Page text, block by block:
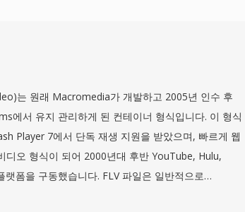
폭에 따라 실시간으로 재생 품질을 조절하는
데이터를 지원하며, RealNetworks는 효율적인 네트워
RTSP와 PNA 스트리밍 프로토콜을 이 형식과 함께 개
의 압축은 당시로서는 인상적인 것으로 평가되었으
이 어려움을 겪던 20~30kbps의 낮은 비트레이트에서도
디오를 전달했습니다. RealMedia는 현대 스트리밍 기
분 대체되었지만, 최고 인기를 누리던 시절 RealMedia
는 원래 Macromedia가 개발하고 2005년 인수 후
에서 유지 관리하게 된 컨테이너 형식입니다. 이 형식
Player 7에서 단독 재생 지원을 받았으며, 빠르게 웹
디오 형식이 되어 2000년대 후반 YouTube, Hulu,
랫폼을 구동했습니다. FLV 파일은 일반적으로
또는 VP6 코덱으로 인코딩된 비디오와 MP3 또는